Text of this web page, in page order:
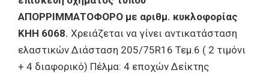
ΑΠΟΡΡΙΜΜΑΤΟΦΟΡΟ με αριθμ. κυκλοφορίας
ΚΗΗ 6068. Χρειάζεται να γίνει αντικατάσταση
ελαστικών Διάσταση 205/75R16 Τεμ.6 ( 2 τιμόνι
+ 4 διαφορικό) Πέλμα: 4 εποχών Δείκτης